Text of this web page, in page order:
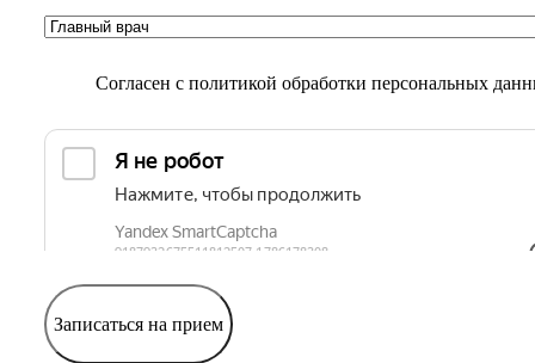
Согласен с политикой обработки персональных
Записаться на прием